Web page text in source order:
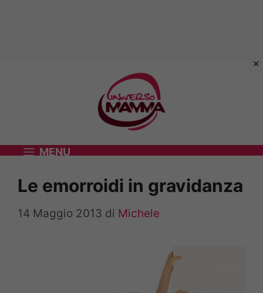
MENU
Le emorroidi in gravidanza
14 Maggio 2013 di Michele